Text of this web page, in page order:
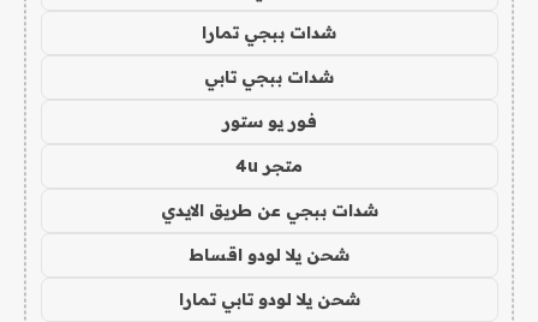
شدات ببجي تمارا
شدات ببجي تابي
فور يو ستور
متجر 4u
شدات ببجي عن طريق الايدي
شحن يلا لودو اقساط
شحن يلا لودو تابي تمارا